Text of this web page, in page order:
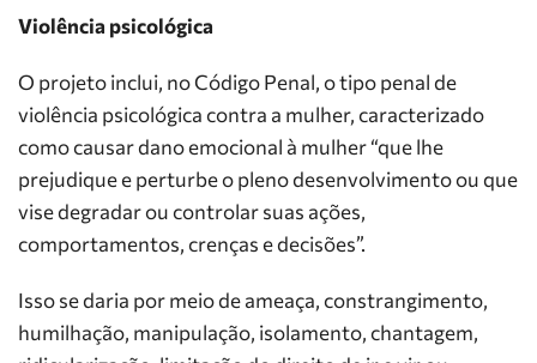
Violência psicológica
O projeto inclui, no Código Penal, o tipo penal de
violência psicológica contra a mulher, caracterizado
como causar dano emocional à mulher “que lhe
prejudique e perturbe o pleno desenvolvimento ou que
vise degradar ou controlar suas ações,
comportamentos, crenças e decisões”.
Isso se daria por meio de ameaça, constrangimento,
humilhação, manipulação, isolamento, chantagem,